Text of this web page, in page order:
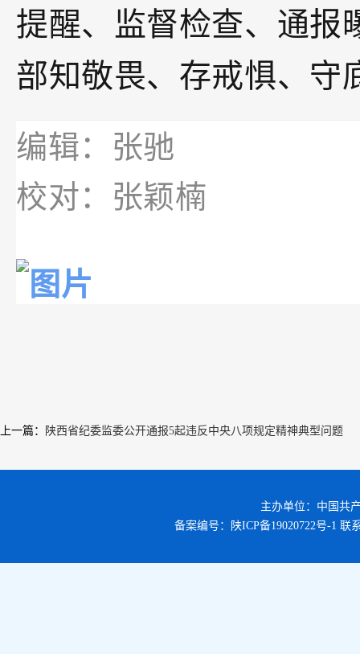
提醒、监督检查、通报
部知敬畏、存戒惧、守
编辑：张驰
校对：张颖楠
上一篇 ： 陕西省纪委监委公开通报5起违反中央八项规定精神典型问题
主办单位：中国共
备案编号：
陕ICP备19020722号-1 联